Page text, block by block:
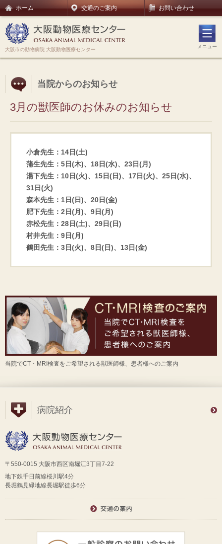
ホーム 交通のご案内 お問い合わせ
大阪市の動物病院 大阪動物医療センター
メニュー
当院からのお知らせ
3月の獣医師のお休みのお知らせ
小倉先生：14日(土)
蒲生先生：5日(木)、18日(水)、23日(月)
湯下先生：10日(火)、15日(日)、17日(火)、25日(水)、
31日(火)
森本先生：1日(日)、20日(金)
肥下先生：2日(月)、9日(月)
赤松先生：28日(土)、29日(日)
村井先生：9日(月)
鶴田先生：3日(火)、8日(日)、13日(金)
当院でCT・MRI検査をご希望される獣医師様、患者様へのご案内
病院紹介
〒550-0015 大阪市西区南堀江3丁目7-22
地下鉄千日前線桜川駅4分
長堀鶴見緑地線長堀駅徒歩6分